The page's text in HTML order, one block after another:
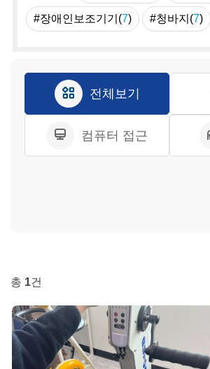
#장애인보조기기(7) #청바지(7)
전체보기
컴퓨터 접근
총 1건